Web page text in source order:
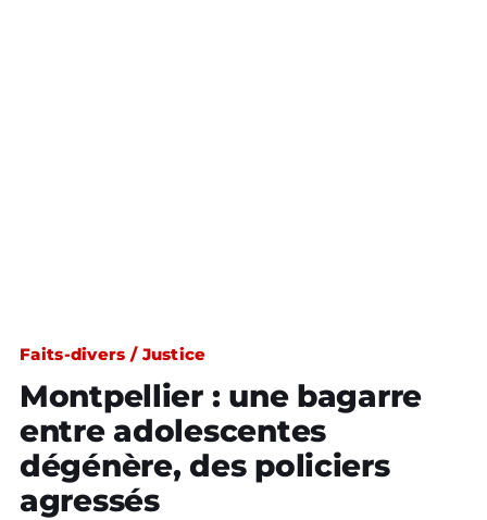
Faits-divers / Justice
Montpellier : une bagarre
entre adolescentes
dégénère, des policiers
agressés